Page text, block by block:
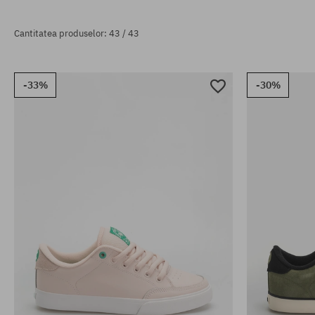
Cantitatea produselor: 43 / 43
-33% -30%